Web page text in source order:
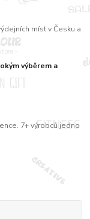
míst v Česku a
výběrem a
7+ výrobců jedno